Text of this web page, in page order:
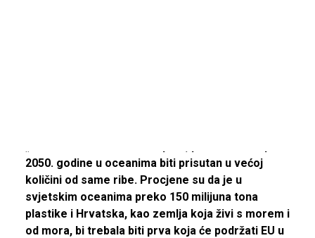
2050. godine u oceanima biti prisutan u većoj
količini od same ribe. Procjene su da je u
svjetskim oceanima preko 150 milijuna tona
plastike i Hrvatska, kao zemlja koja živi s morem i
od mora, bi trebala biti prva koja će podržati EU u